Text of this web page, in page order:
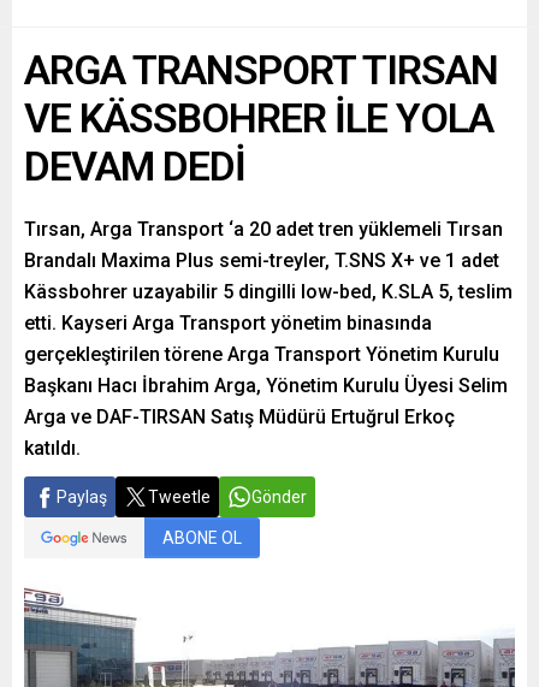
ARGA TRANSPORT TIRSAN
VE KÄSSBOHRER İLE YOLA
DEVAM DEDİ
Tırsan, Arga Transport ‘a 20 adet tren yüklemeli Tırsan
Brandalı Maxima Plus semi-treyler, T.SNS X+ ve 1 adet
Kässbohrer uzayabilir 5 dingilli low-bed, K.SLA 5, teslim
etti. Kayseri Arga Transport yönetim binasında
gerçekleştirilen törene Arga Transport Yönetim Kurulu
Başkanı Hacı İbrahim Arga, Yönetim Kurulu Üyesi Selim
Arga ve DAF-TIRSAN Satış Müdürü Ertuğrul Erkoç
katıldı.
Paylaş Tweetle Gönder
ABONE OL